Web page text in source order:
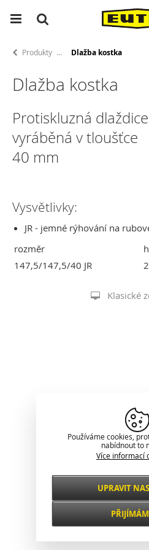
Produkty Dlažba kostka
Dlažba kostka
Protiskluzná dlaždice
vyráběná v tloušťce
40 mm
Vysvětlivky:
JR - jemné rýhování na
rozměr
147,5/147,5/40 JR
Klasické
Používáme cookies,
nabídnout to
Více informací
Nezbytné
VŽDY AKTIVNÍ
Funkční a
UPRAVIT